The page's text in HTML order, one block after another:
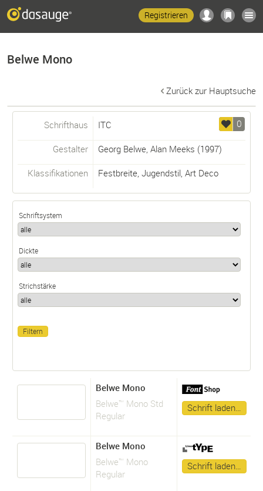
Registrieren
Belwe Mono
Zurück zur Hauptsuche
0
Schrifthaus ITC
Gestalter Georg Belwe, Alan Meeks (1997)
Klassifikationen Festbreite, Jugendstil, Art Deco
Schriftsystem
Dickte
Strichstärke
Belwe Mono
Belwe™ Mono Std
Regular
Schrift laden…
Belwe Mono
Belwe™ Mono
Regular
Schrift laden…